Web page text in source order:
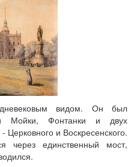
видом. Он был
Мойки, Фонтанки и двух
и Воскресенского.
через единственный мост,